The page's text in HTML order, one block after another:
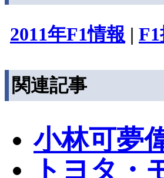
2011年F1情報 |
関連記事
小林可夢
トヨタ